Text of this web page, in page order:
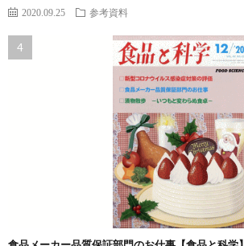
2020.09.25 参考資料